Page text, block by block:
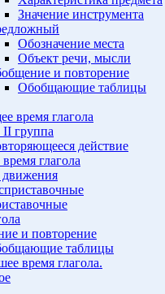
Значение инструмента
Обозначение места
Объект речи, мысли
и повторение
Обобщающие таблицы
время глагола
группа
действие
глагола
движения
и повторение
таблицы
время глагола.